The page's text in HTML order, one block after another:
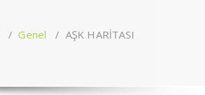
/Genel / AŞK HARİTASI